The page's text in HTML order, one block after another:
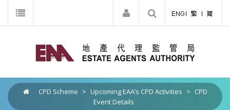
CPD Scheme > Upcoming EAA’s CPD Activities > CPD
Event Details